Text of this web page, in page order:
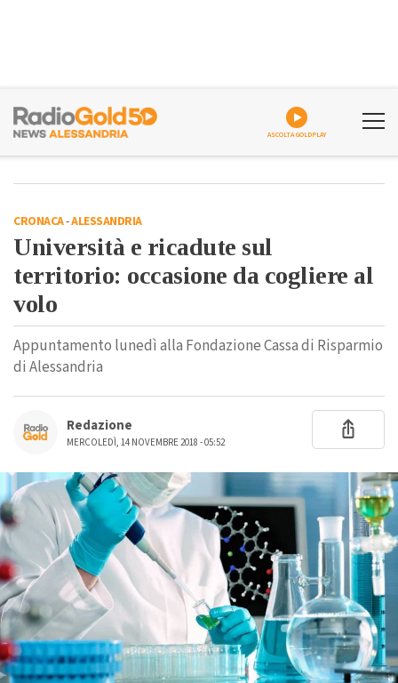
ASCOLTA GOLDPLAY
CRONACA-ALESSANDRIA
Università e ricadute sul
territorio: occasione da cogliere al
volo
Appuntamento lunedì alla Fondazione Cassa di Risparmio
di Alessandria
Redazione
MERCOLEDÌ, 14 NOVEMBRE 2018 - 05:52